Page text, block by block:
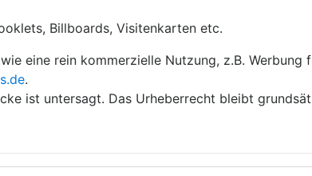
Billboards, Visitenkarten etc.
eine rein kommerzielle Nutzung, z.B. Werbung
.
ist untersagt. Das Urheberrecht bleibt